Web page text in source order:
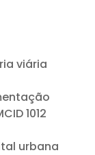
viária
1012
urbana